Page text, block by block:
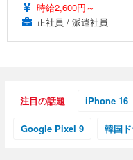
時給2,600円～
正社員 / 派遣社員
注目の話題 iPhone 16
Google Pixel 9 韓国